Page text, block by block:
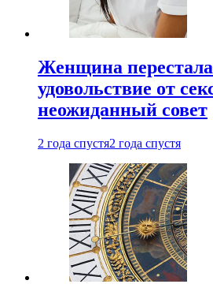
Женщина
удовольствие от
неожиданный совет
2 года спустя2 года спустя